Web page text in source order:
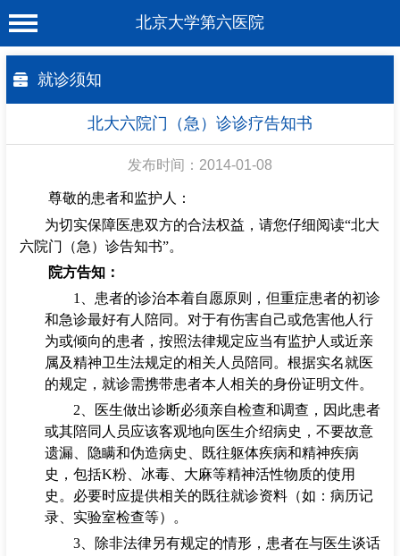
北京大学第六医院
医院概况
科室介绍
就诊服务
教育培训
健康科普
合作支援
招聘专栏
就诊须知
北大六院门（急）诊诊疗告知书
发布时间：2014-01-08
尊敬的患者和监护人：
为切实保障医患双方的合法权益，请您仔细阅读“北大
六院门（急）诊告知书”。
院方告知：
1
、患者的诊治本着自愿原则，但重症患者的初诊
和急诊最好有人陪同。对于有伤害自己或危害他人行
为或倾向的患者，按照法律规定应当有监护人或近亲
属及精神卫生法规定的相关人员陪同。根据实名就医
的规定，就诊需携带患者本人相关的身份证明文件。
2 、医生做出诊断必须亲自检查和调查，因此患者
或其陪同人员应该客观地向医生介绍病史，不要故意
遗漏、隐瞒和伪造病史、既往躯体疾病和精神疾病
史，包括K粉、冰毒、 大麻等精神活性物质的使用
史。必要时应提供相关的既往就诊资料（如：病历记
录、实验室检查等）。
3、除非法律另有规定的情形，患者在与医生谈话